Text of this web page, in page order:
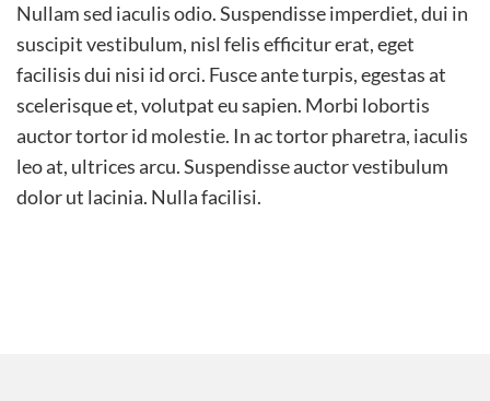
Nullam sed iaculis odio. Suspendisse imperdiet, dui in
suscipit vestibulum, nisl felis efficitur erat, eget
facilisis dui nisi id orci. Fusce ante turpis, egestas at
scelerisque et, volutpat eu sapien. Morbi lobortis
auctor tortor id molestie. In ac tortor pharetra, iaculis
leo at, ultrices arcu. Suspendisse auctor vestibulum
dolor ut lacinia. Nulla facilisi.